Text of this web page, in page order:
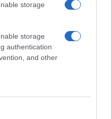
storage
storage
authentication
and other